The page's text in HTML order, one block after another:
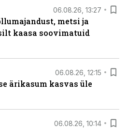
06.08.26, 13:27
metsi ja
kaasa soovimatuid
06.08.26, 12:15
ärikasum kasvas üle
06.08.26, 10:14